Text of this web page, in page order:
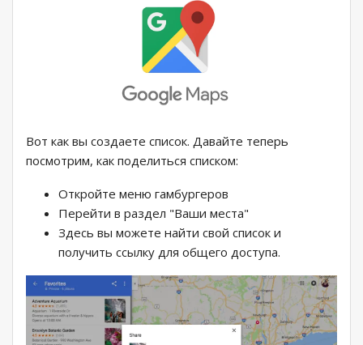
Вот как вы создаете список. Давайте теперь
посмотрим, как поделиться списком:
Откройте меню гамбургеров
Перейти в раздел "Ваши места"
Здесь вы можете найти свой список и
получить ссылку для общего доступа.